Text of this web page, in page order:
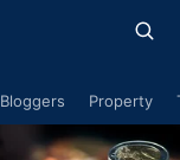
Bloggers Property